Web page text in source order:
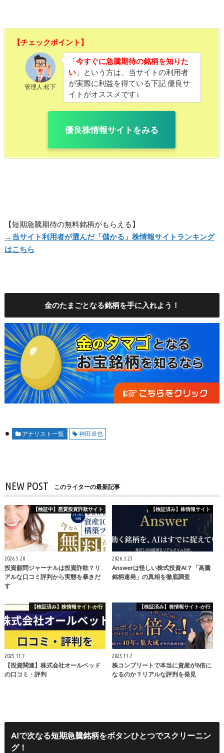
【チェックポイント】
管理人:松下
「今すぐに急騰期待の銘柄を知りた
い」という方は、当サイトの利用者
が実際に利益を得ている下記 優良サ
イトがオススメです↓
優良株情報サイトをみる
【短期急騰期待の無料銘柄がもらえる】
→ 当サイト利用者が選んだ「儲かる」株情報サイトランキング
はこちら
金のたまごとなる銘柄を手に入れよう！
アナリスト一覧 神田卓也
NEW POST このライターの最新記事
【検証中】悪質投資詐欺サイト
2026.5.20
投資顧問ジャーナルは投資詐欺？リ
アルな口コミ評判から実態を暴きだ
す
【検証済み】株情報サイト
2026.3.23
Answerは怪しい株式投資AI？「高騰
銘柄連発」の真相を徹底調査
【検証済み】株情報サイト-か行
2025.11.7
【投資関連】株式会社オールベッド
の口コミ・評判
【検証済み】株情報サイト-か行
2025.11.7
株コンプリートで本当に資産が8倍に
なるのか？リアルな評判を発見
AIで次なる短期急騰銘柄をボタンひとつでスクリーニン
グ！